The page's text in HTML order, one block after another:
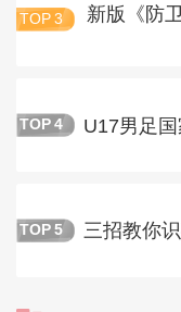
TOP 3 新版《防
TOP 4 U17男足
TOP 5 三招教你